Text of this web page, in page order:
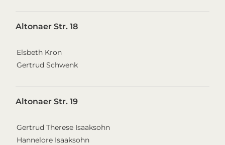
Altonaer Str. 18
Elsbeth Kron
Gertrud Schwenk
Altonaer Str. 19
Gertrud Therese Isaaksohn
Hannelore Isaaksohn